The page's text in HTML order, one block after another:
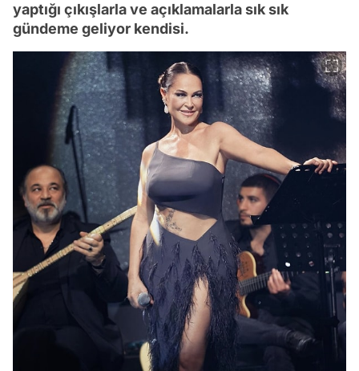
yaptığı çıkışlarla ve açıklamalarla sık sık
gündeme geliyor kendisi.